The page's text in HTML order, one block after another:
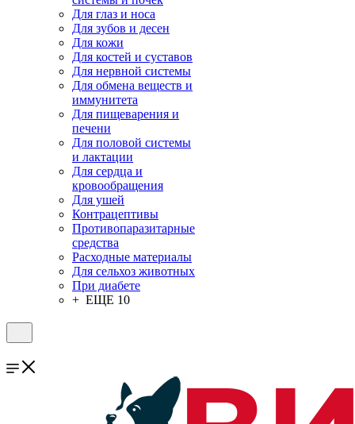
Для глаз и носа
Для зубов и десен
Для кожи
Для костей и суставов
Для нервной системы
Для обмена веществ и
иммунитета
Для пищеварения и
печени
Для половой системы
и лактации
Для сердца и
кровообращения
Для ушей
Контрацептивы
Противопаразитарные
средства
Расходные материалы
Для сельхоз животных
При диабете
+ ЕЩЕ 10